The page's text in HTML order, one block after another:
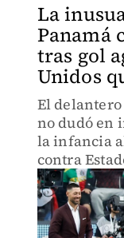
La
Panamá
tras gol
Unidos
El
no dudó en
la infancia
contra
de Nations